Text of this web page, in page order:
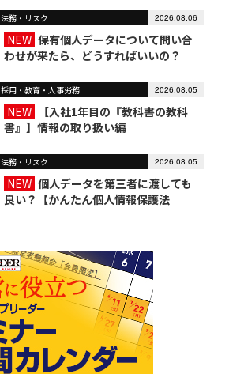
法務・リスク 2026.08.06
NEW 保有個人データについて問い合
わせが来たら、どうすればいいの？
【かんたん個人情報保護法（7）】
採用・教育・人事労務 2026.08.05
NEW
【入社1年目の『教科書の教科
書』】情報の取り扱い編
法務・リスク 2026.08.05
NEW 個人データを第三者に渡しても
良い？【かんたん個人情報保護法